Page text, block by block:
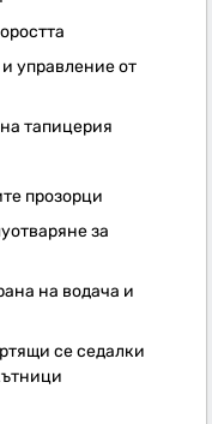
управление от
тапицерия
прозорци
за
на водача и
се седалки